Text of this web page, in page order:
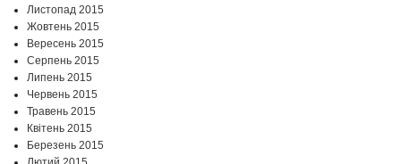
Листопад 2015
Жовтень 2015
Вересень 2015
Серпень 2015
Липень 2015
Червень 2015
Травень 2015
Квітень 2015
Березень 2015